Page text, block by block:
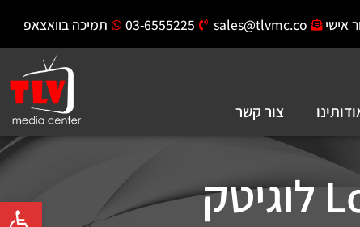
פתח
אישי sales@tlvmc.co
03-6555225 תמיכה בוואצאפ
צור קשר